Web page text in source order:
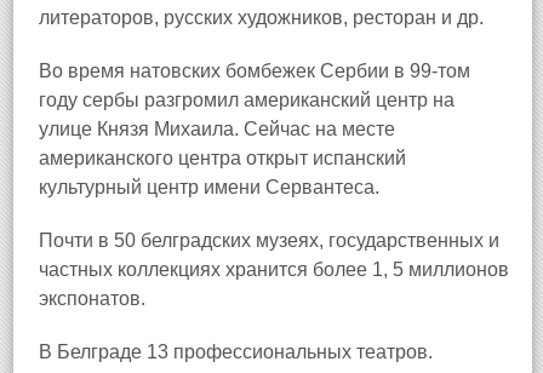
литераторов, русских художников, ресторан и др.
Во время натовских бомбежек Сербии в 99‑том
году сербы разгромил американский центр на
улице Князя Михаила. Сейчас на месте
американского центра открыт испанский
культурный центр имени Сервантеса.
Почти в 50 белградских музеях, государственных и
частных коллекциях хранится более 1, 5 миллионов
экспонатов.
В Белграде 13 профессиональных театров.